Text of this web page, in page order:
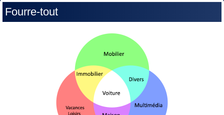
Fourre-tout